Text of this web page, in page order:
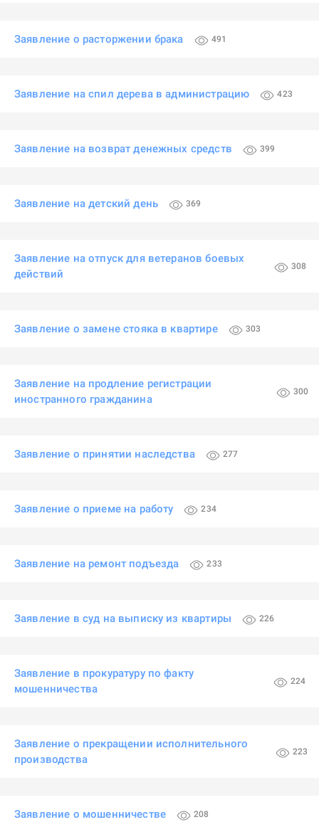
Заявление о расторжении брака 491
Заявление на спил дерева в администрацию 423
Заявление на возврат денежных средств 399
Заявление на детский день 369
Заявление на отпуск для ветеранов боевых
действий
308
Заявление о замене стояка в квартире 303
Заявление на продление регистрации
иностранного гражданина
300
Заявление о принятии наследства 277
Заявление о приеме на работу 234
Заявление на ремонт подъезда 233
Заявление в суд на выписку из квартиры 226
Заявление в прокуратуру по факту
мошенничества
224
Заявление о прекращении исполнительного
производства
223
Заявление о мошенничестве 208